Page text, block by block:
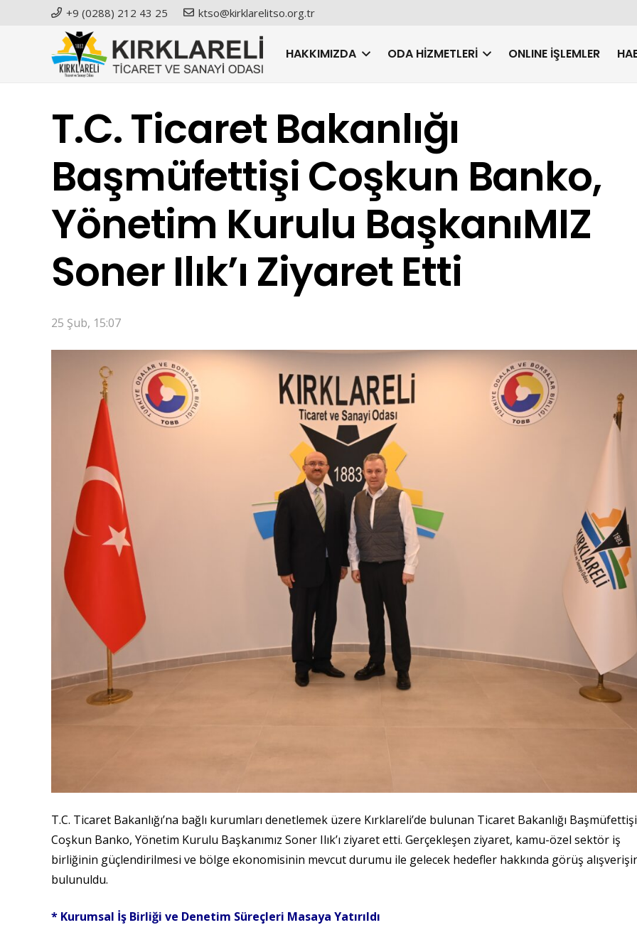
+9 (0288) 212 43 25 ktso@kirklarelitso.org.tr
HAKKIMIZDA ODA HIZMETLERI ONLINE İŞLEMLER
T.C. Ticaret Bakanlığı
Başmüfettişi Coşkun Banko,
Yönetim Kurulu BaşkanıMIZ
Soner Ilık’ı Ziyaret Etti
25 Şub, 15:07
T.C. Ticaret Bakanlığı’na bağlı kurumları denetlemek üzere Kırklareli’de bulunan Ticaret Bakanlığı Başmüfettişi
Coşkun Banko, Yönetim Kurulu Başkanımız Soner Ilık’ı ziyaret etti. Gerçekleşen ziyaret, kamu-özel sektör iş
birliğinin güçlendirilmesi ve bölge ekonomisinin mevcut durumu ile gelecek hedefler hakkında görüş
bulunuldu.
* Kurumsal İş Birliği ve Denetim Süreçleri Masaya Yatırıldı